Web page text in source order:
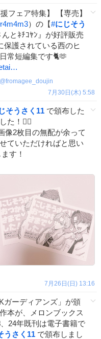
フェア特集】 【専売】
）の【#にじそう
とﾈﾁｺﾔﾝ』が好評販売
護されている西のヒ
常短編集です🐈🫶
@fromagee_doujin
7月30日(木) 5:58
そうさく11 で頒布した
た！🙇‍♀️
像2枚目の無配が余って
ていただければと思い
す！
7月26日(日) 13:16
ガーディアンズ」が頒
本が、メロンブックス
24年既刊は電子書籍で
うさく11 で頒布しまし